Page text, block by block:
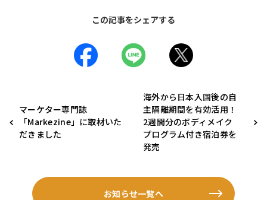
この記事をシェアする
マーケター専門誌
「Markezine」に取材いた
だきました
海外から日本入国後の自
主隔離期間を有効活用！
2週間分のボディメイク
プログラム付き宿泊券を
発売
お知らせ一覧へ